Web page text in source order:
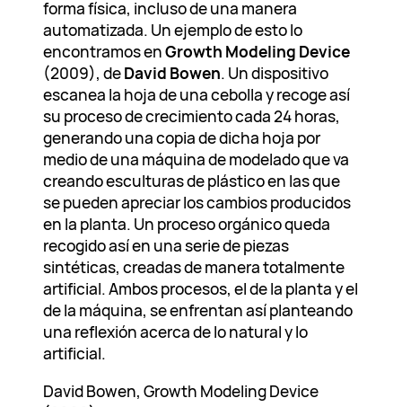
forma física, incluso de una manera
automatizada. Un ejemplo de esto lo
encontramos enGrowth Modeling Device
(2009), deDavid Bowen. Un dispositivo
escanea la hoja de una cebolla y recoge así
su proceso de crecimiento cada 24 horas,
generando una copia de dicha hoja por
medio de una máquina de modelado que va
creando esculturas de plástico en las que
se pueden apreciar los cambios producidos
en la planta. Un proceso orgánico queda
recogido así en una serie de piezas
sintéticas, creadas de manera totalmente
artificial. Ambos procesos, el de la planta y el
de la máquina, se enfrentan así planteando
una reflexión acerca de lo natural y lo
artificial.
David Bowen, Growth Modeling Device